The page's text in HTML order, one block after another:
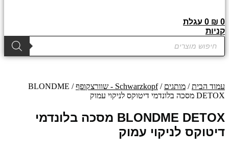
₪ 0
0 עגלת
קניות
Products
search
עמוד הבית/ מותגים /Schwarzkopf - שוורצקופף
/ BLONDME
DETOX מסכה בלונדמי דיטוקס לניקוי עמוק
BLONDME DETOX מסכה בלונדמי
דיטוקס לניקוי עמוק